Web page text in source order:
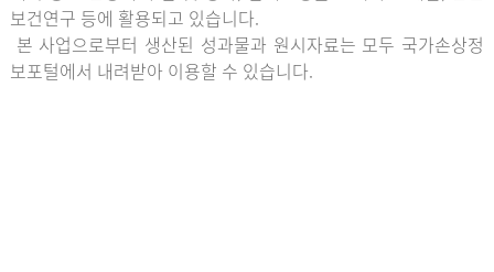
보건연구 등에 활용되고 있습니다.
본 사업으로부터 생산된 성과물과 원시자료는 모두 국가손상정
보포털에서 내려받아 이용할 수 있습니다.